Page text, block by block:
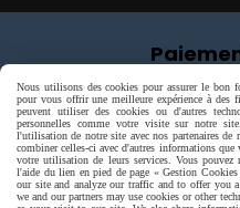
Nous utilisons des cookies pour assurer le bon
pour vous offrir une meilleure expérience à des
peuvent utiliser des cookies ou d'autres
personnelles comme votre visite sur notre
l'utilisation de notre site avec nos partenaires
combiner celles-ci avec d'autres informations
votre utilisation de leurs services. Vous
l'aide du lien en pied de page « Gestion Cookies
our site and analyze our traffic and to offer you
we and our partners may use cookies or other